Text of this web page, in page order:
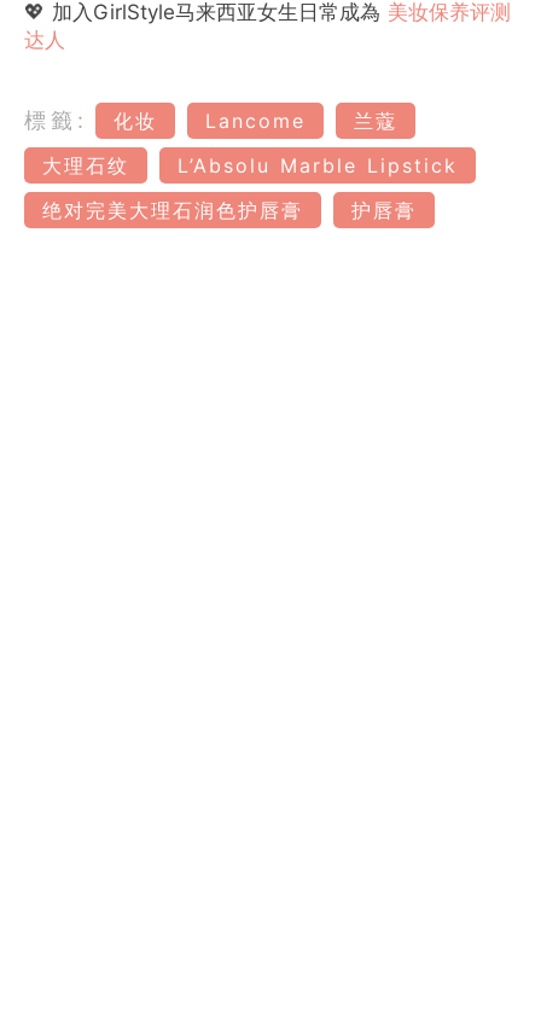
💖 加入GirlStyle马来西亚女生日常成為 美妆保养评测
达人
標籤: 化妆 Lancome
兰蔻
大理石纹
L’Absolu Marble Lipstick
绝对完美大理石润色护唇膏
护唇膏